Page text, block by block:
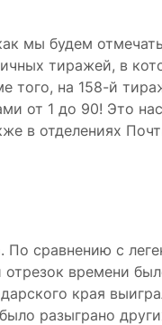
мы будем
тиражей, в
того, на 158-й
от 1 до 90! Это
в отделениях
По сравнению с
времени
края
разыграно